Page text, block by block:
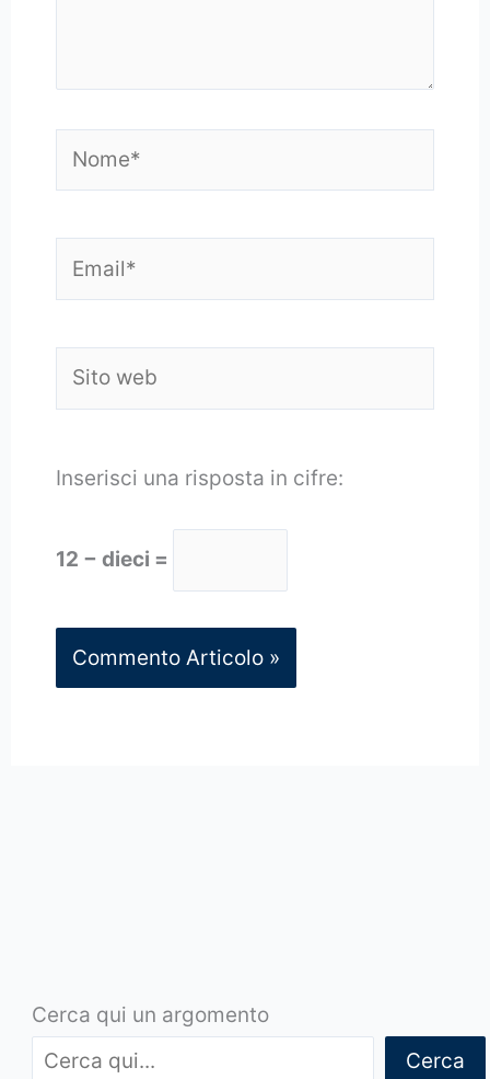
web
Inserisci una risposta in cifre:
12 − dieci =
Cerca qui un argomento
Cerca